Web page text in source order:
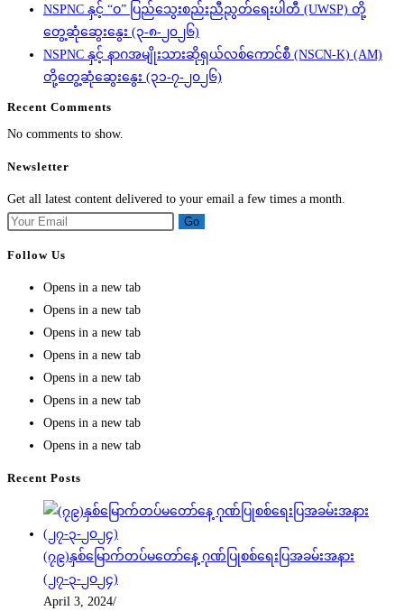
NSPNC နှင့် “ဝ” ပြည်သွေးစည်းညီညွတ်ရေးပါတီ (UWSP) တို့
တွေ့ဆုံဆွေးနွေး (၃-၈-၂၀၂၆)
NSPNC နှင့် နာဂအမျိုးသားဆိုရှယ်လစ်ကောင်စီ (NSCN-K) (AM)
တို့တွေ့ဆုံဆွေးနွေး (၃၁-၇-၂၀၂၆)
Recent Comments
No comments to show.
Newsletter
Get all latest content delivered to your email a few times a month.
Go
Follow Us
Opens in a new tab
Opens in a new tab
Opens in a new tab
Opens in a new tab
Opens in a new tab
Opens in a new tab
Opens in a new tab
Opens in a new tab
Recent Posts
(၇၉)နှစ်မြောက်တပ်မတော်နေ့ ဂုဏ်ပြုစစ်ရေးပြအခမ်းအနား
(၂၇-၃-၂၀၂၄)
April 3, 2024/